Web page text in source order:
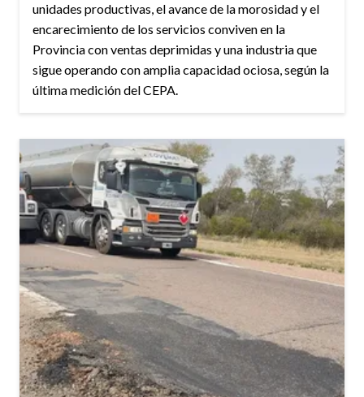
unidades productivas, el avance de la morosidad y el
encarecimiento de los servicios conviven en la
Provincia con ventas deprimidas y una industria que
sigue operando con amplia capacidad ociosa, según la
última medición del CEPA.